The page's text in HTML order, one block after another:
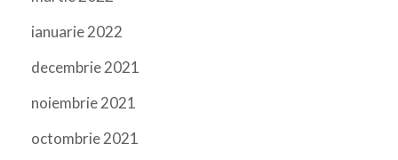
ianuarie 2022
decembrie 2021
noiembrie 2021
octombrie 2021